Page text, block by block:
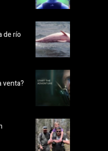
de río
venta?